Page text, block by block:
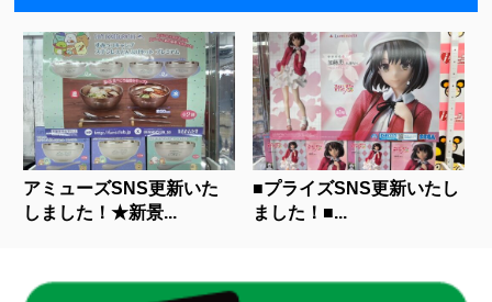
アミューズSNS更新いた
しました！★新景...
■プライズSNS更新いたし
ました！■...